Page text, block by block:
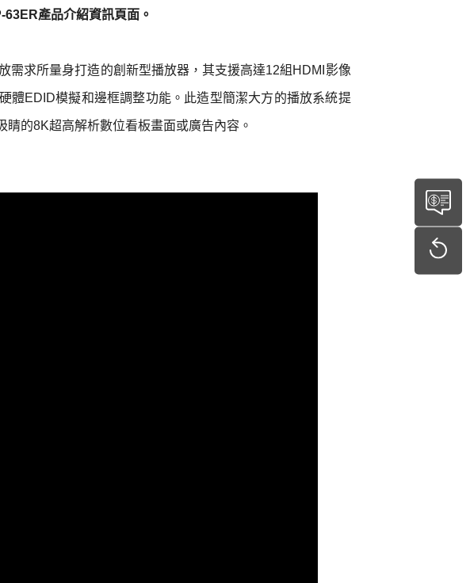
63ER產品介紹資訊頁面。
需求所量身打造的創新型播放器，其支援高達12組HDMI影像
體EDID模擬和邊框調整功能。此造型簡潔大方的播放系統提
的8K超高解析數位看板畫面或廣告內容。